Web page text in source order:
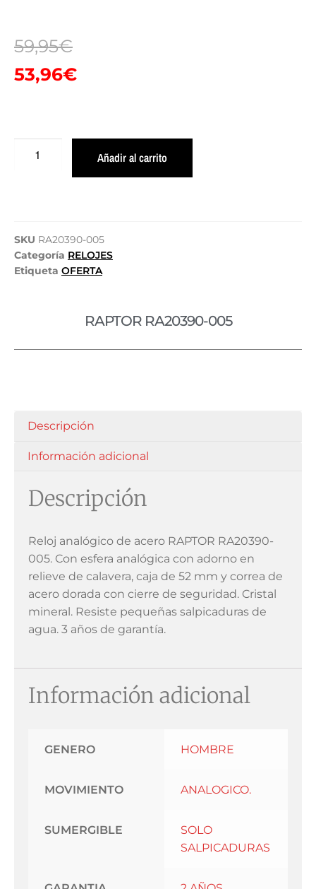
59,95€
53,96€
Añadir al carrito
SKU RA20390-005
Categoría RELOJES
Etiqueta OFERTA
RAPTOR RA20390-005
Descripción
Información adicional
Descripción
Reloj analógico de acero RAPTOR RA20390-
005. Con esfera analógica con adorno en
relieve de calavera, caja de 52 mm y correa de
acero dorada con cierre de seguridad. Cristal
mineral. Resiste pequeñas salpicaduras de
agua. 3 años de garantía.
Información adicional
GENERO HOMBRE
MOVIMIENTO ANALOGICO.
SUMERGIBLE
SOLO
SALPICADURAS